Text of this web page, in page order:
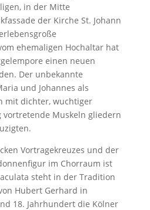
in der Mitte
der Kirche St. Johann
ehemaligen Hochaltar hat
einen neuen
Der unbekannte
und Johannes als
mit dichter, wuchtiger
vortretende Muskeln gliedern
Vortragekreuzes und der
im Chorraum ist
steht in der Tradition
Hubert Gerhard in
18. Jahrhundert die Kölner